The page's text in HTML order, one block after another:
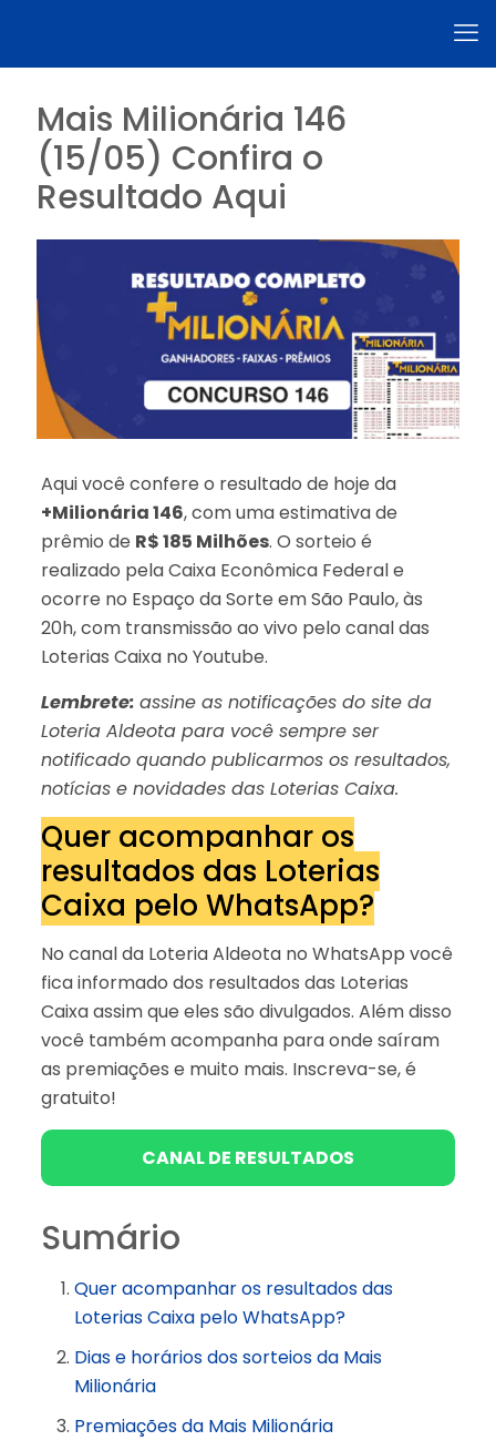
Mais Milionária 146
(15/05) Confira o
Resultado Aqui
Aqui você confere o resultado de hoje da
+Milionária 146, com uma estimativa de
prêmio de R$ 185 Milhões. O sorteio é
realizado pela Caixa Econômica Federal e
ocorre no Espaço da Sorte em São Paulo, às
20h, com transmissão ao vivo pelo canal das
Loterias Caixa no Youtube.
Lembrete: assine as notificações do site da
Loteria Aldeota para você sempre ser
notificado quando publicarmos os resultados,
notícias e novidades das Loterias Caixa.
Quer acompanhar os
resultados das Loterias
Caixa pelo WhatsApp?
No canal da Loteria Aldeota no WhatsApp você
fica informado dos resultados das Loterias
Caixa assim que eles são divulgados. Além disso
você também acompanha para onde saíram
as premiações e muito mais. Inscreva-se, é
gratuito!
CANAL DE RESULTADOS
Sumário
Quer acompanhar os resultados das
Loterias Caixa pelo WhatsApp?
Dias e horários dos sorteios da Mais
Milionária
Premiações da Mais Milionária